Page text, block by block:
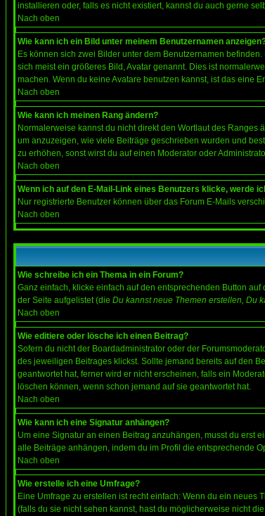
installieren oder, falls es nicht existiert, kannst du auch gerne
Nach oben
Wie kann ich ein Bild unter meinem Benutzernamen
Es können sich zwei Bilder unter dem Benutzernamen
sich meist ein größeres Bild, Avatar genannt. Dies ist
machen. Wenn du keine Avatare benutzen kannst, ist das eine
Nach oben
Wie kann ich meinen Rang ändern?
Normalerweise kannst du nicht direkt den Wortlaut des
um anzuzeigen, wie viele Beiträge geschrieben wurden und
zu erhöhen, sonst wirst du auf einen Moderator oder
Nach oben
Wenn ich auf den E-Mail-Link eines Benutzers klicke, werde
Nur registrierte Benutzer können über das Forum E-Mails
Nach oben
Wie schreibe ich ein Thema in ein Forum?
Ganz einfach, klicke einfach auf den entsprechenden Button
der Seite aufgelistet (die Du kannst neue Themen erstellen, Du
Nach oben
Wie editiere oder lösche ich einen Beitrag?
Sofern du nicht der Boardadministrator oder der
des jeweiligen Beitrages klickst. Sollte jemand bereits auf den
geantwortet hat, ferner wird er nicht erscheinen, falls ein
löschen können, wenn schon jemand auf sie geantwortet hat.
Nach oben
Wie kann ich eine Signatur anhängen?
Um eine Signatur an einen Beitrag anzuhängen, musst du erst
alle Beiträge anhängen, indem du im Profil die entsprechende
Nach oben
Wie erstelle ich eine Umfrage?
Eine Umfrage zu erstellen ist recht einfach: Wenn du ein neues
(falls du sie nicht sehen kannst, hast du möglicherweise nicht